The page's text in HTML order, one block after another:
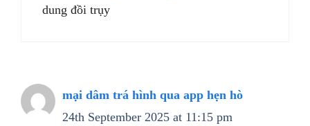
dung đồi trụy
mại dâm trá hình qua app hẹn hò
24th September 2025 at 11:15 pm